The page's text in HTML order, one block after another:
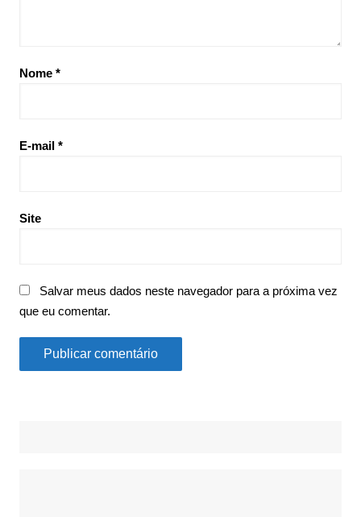
Nome *
E-mail *
Site
Salvar meus dados neste navegador para a próxima vez
que eu comentar.